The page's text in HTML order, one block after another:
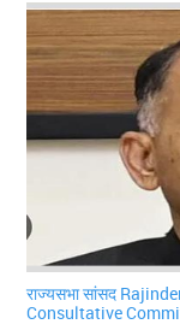
राज्यसभा सांसद
Consultative